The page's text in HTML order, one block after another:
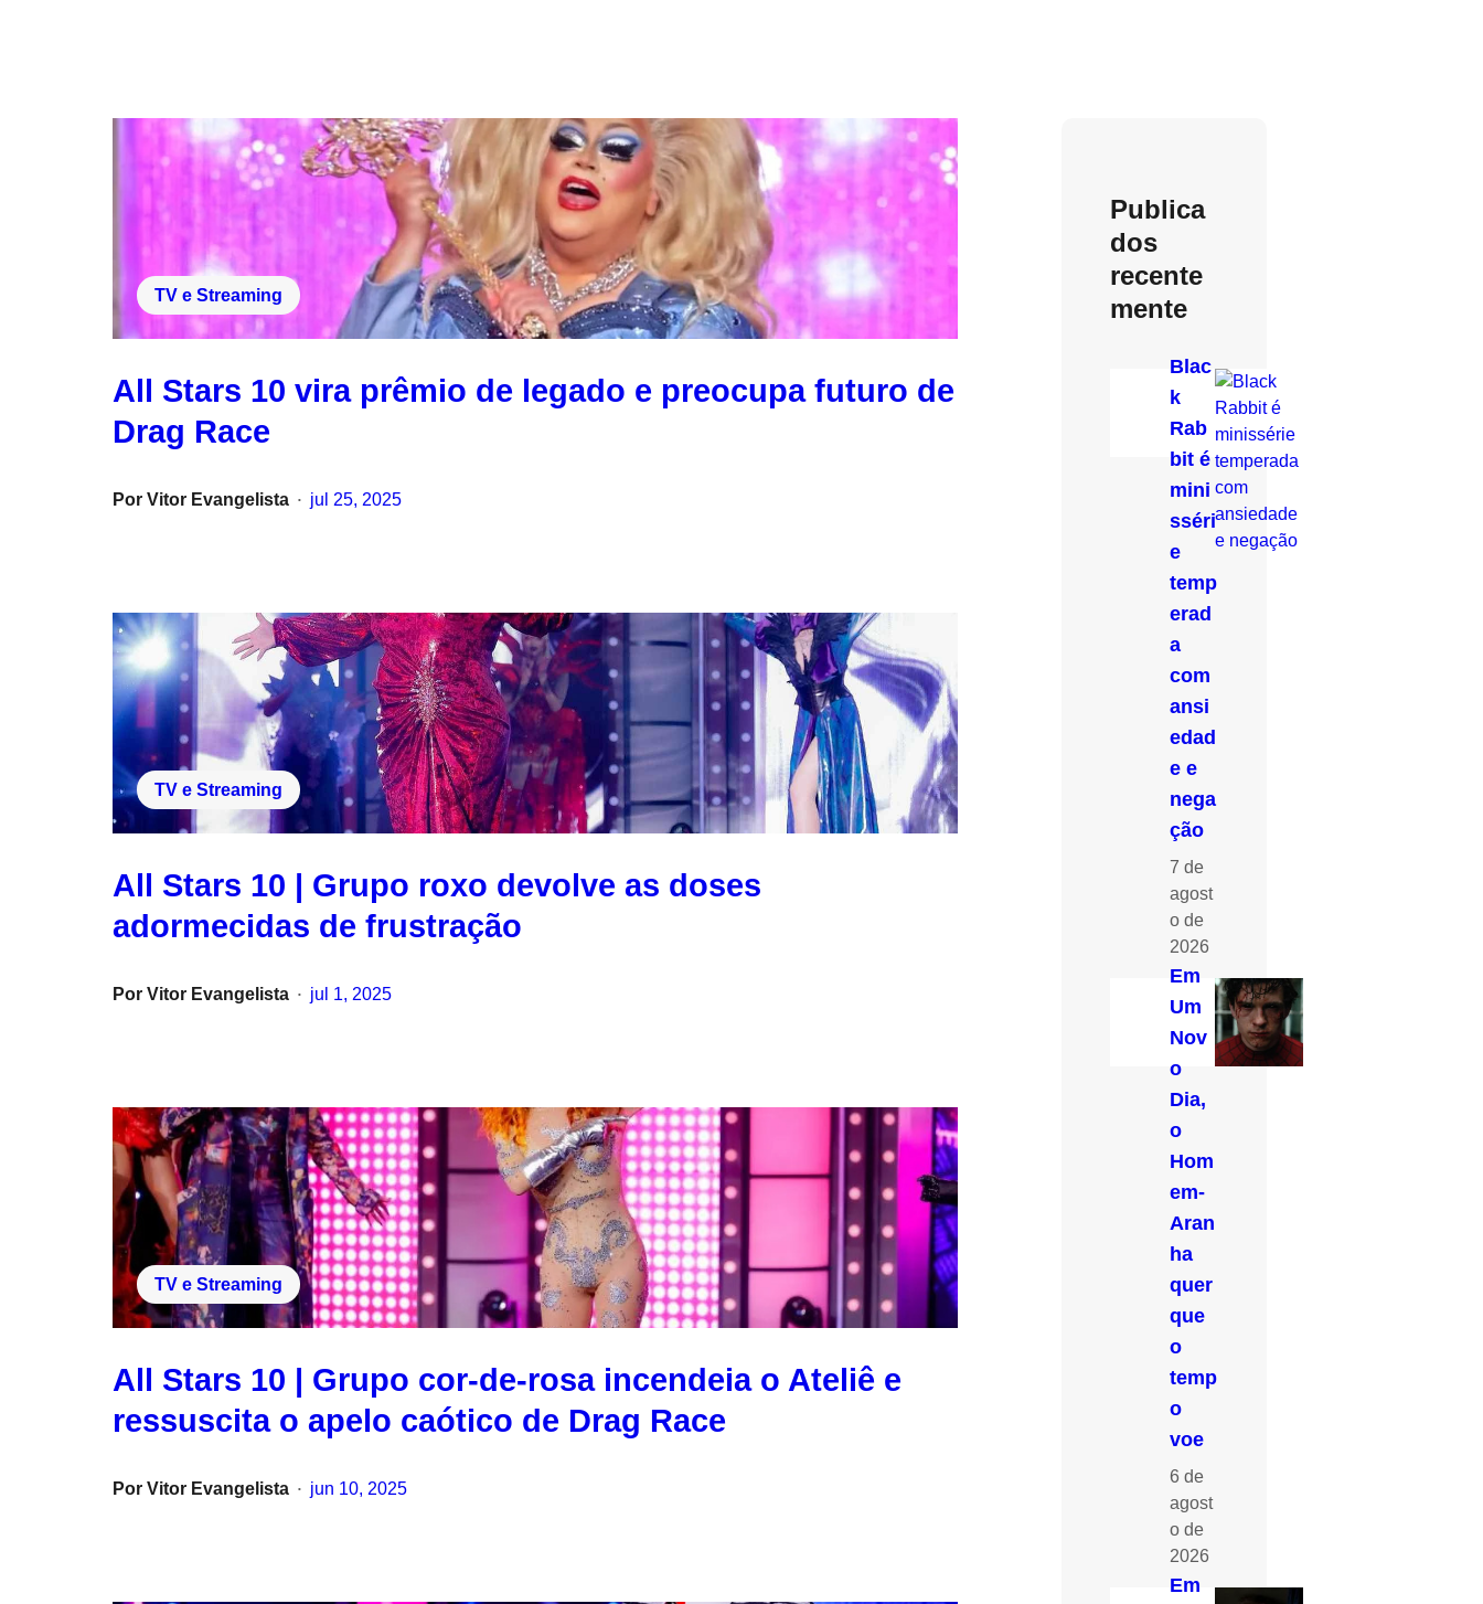
TV e Streaming
All Stars 10 vira prêmio de legado e preocupa futuro de
Drag Race
Por Vitor Evangelista • jul 25, 2025
TV e Streaming
All Stars 10 | Grupo roxo devolve as doses
adormecidas de frustração
Por Vitor Evangelista • jul 1, 2025
TV e Streaming
All Stars 10 | Grupo cor-de-rosa incendeia o Ateliê e
ressuscita o apelo caótico de Drag Race
Por Vitor Evangelista • jun 10, 2025
Publica
dos
recente
mente
Blac
k
Rab
bit é
mini
sséri
e
temp
erad
a
com
ansi
edad
e e
nega
ção
7 de
agost
o de
2026
Em
Um
Nov
o
Dia,
o
Hom
em-
Aran
ha
quer
que
o
temp
o
voe
6 de
agost
o de
2026
Em